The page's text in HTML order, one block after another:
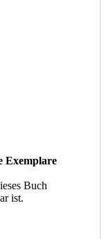
Exemplare
Buch
ist.